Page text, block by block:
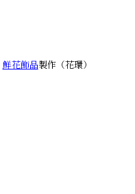
鮮花飾品製作（花環）